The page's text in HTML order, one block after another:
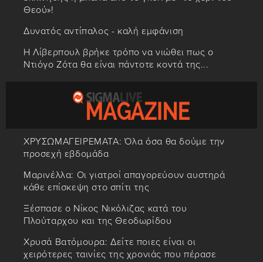
Θεού»!
Δυνατός αντίπαλος - καλή εμφάνιση
Η Λίβερπουλ βρήκε τρόπο να νιώθει πως ο
Ντιόγο Ζότα θα είναι πάντοτε κοντά της...
ΧΡΥΣΩΜΑΓΕΙΡΕΜΑΤΑ: Όλα όσα θα δούμε την
προσεχή εβδομάδα
Μαρινέλλα: Οι γιατροί απαγορεύουν αυστηρά
κάθε επίσκεψη στο σπίτι της
Ξέσπασε ο Νίκος Νικόλιζας κατά του
Πλούταρχου και της Θεοδωρίδου
Χρυσά Βατόμουρα: Δείτε ποιες είναι οι
χειρότερες ταινίες της χρονιάς που πέρασε